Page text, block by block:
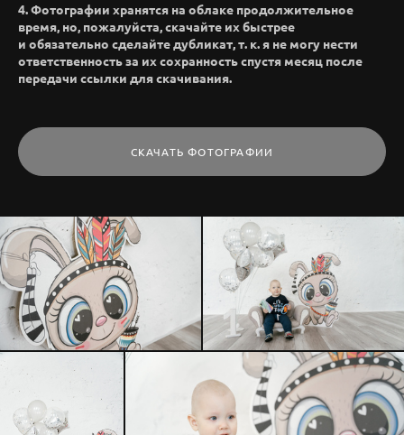
4. Фотографии хранятся на облаке продолжительное
время, но, пожалуйста, скачайте их быстрее
и обязательно сделайте дубликат, т. к. я не могу нести
ответственность за их сохранность спустя месяц после
передачи ссылки для скачивания.
СКАЧАТЬ ФОТОГРАФИИ